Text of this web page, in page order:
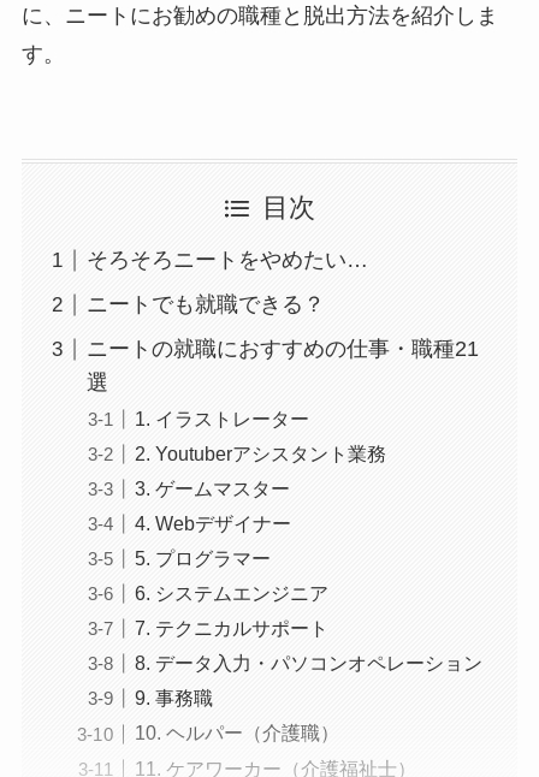
に、ニートにお勧めの職種と脱出方法を紹介しま
す。
目次
そろそろニートをやめたい…
ニートでも就職できる？
ニートの就職におすすめの仕事・職種21
選
1. イラストレーター
2. Youtuberアシスタント業務
3. ゲームマスター
4. Webデザイナー
5. プログラマー
6. システムエンジニア
7. テクニカルサポート
8. データ入力・パソコンオペレーション
9. 事務職
10. ヘルパー（介護職）
11. ケアワーカー（介護福祉士）